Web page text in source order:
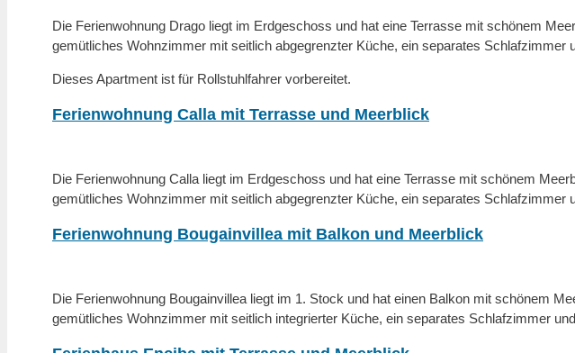
Die Ferienwohnung Drago liegt im Erdgeschoss und hat eine Terrasse mit schönem
gemütliches Wohnzimmer mit seitlich abgegrenzter Küche, ein separates Schlafzimmer
Dieses Apartment ist für Rollstuhlfahrer vorbereitet.
Ferienwohnung Calla mit Terrasse und Meerblick
Die Ferienwohnung Calla liegt im Erdgeschoss und hat eine Terrasse mit schönem
gemütliches Wohnzimmer mit seitlich abgegrenzter Küche, ein separates Schlafzimmer
Ferienwohnung Bougainvillea mit Balkon und Meerblick
Die Ferienwohnung Bougainvillea liegt im 1. Stock und hat einen Balkon mit schönem
gemütliches Wohnzimmer mit seitlich integrierter Küche, ein separates Schlafzimmer